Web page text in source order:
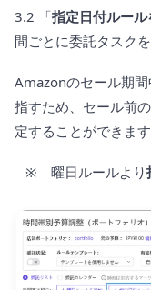
3.2 「指定日付ルール
間ごとに委託タスク
Amazonのセール期
指すため、セール前
定することができます
※ 曜日ルールより